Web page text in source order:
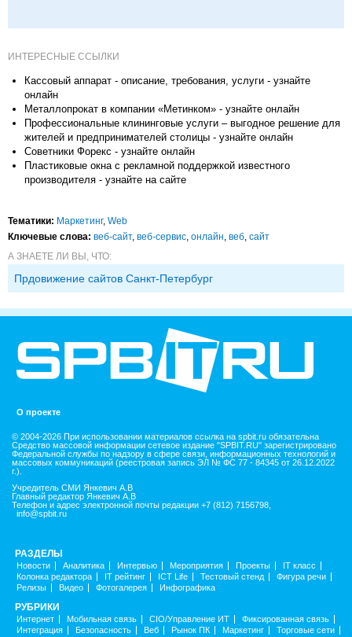
ИНТЕРЕСНЫЕ ССЫЛКИ
Кассовый аппарат - описание, требования, услуги - узнайте
онлайн
Металлопрокат в компании «Метинком» - узнайте онлайн
Профессиональные клининговые услуги – выгодное решение для
жителей и предпринимателей столицы - узнайте онлайн
Советники Форекс - узнайте онлайн
Пластиковые окна с рекламной поддержкой известного
производителя - узнайте на сайте
Тематики: Маркетинг, Web
Ключевые слова: веб-сайт, веб-сервис онлайн веб сайт
А ЗНАЕТЕ ЛИ ВЫ, ЧТО:
Прдовижение сайтов Санкт-Петербург
О проекте
© 2004-2026 При использовании материалов ссылка на spbit.ru обязательна
Средство массовой информации сетевое издание "SPBIT.RU" зарегистрировано
Федеральной службы по надзору в сфере связи, информационных технологий и
массовых коммуникаций (реестровая запись ЭЛ № ФС 77 - 84345 от 26.12.2022
г.).
Учредитель СМИ Янкевич А.В
Главный редактор Янкевич А.В
Телефон и адрес электронной почты редакции +7 (812) 7156798,
info@spbit.ru
РАЗДЕЛЫ
Новости Аналитика Интервью Мероприятия Проекты
IT класс
Колонка редактора
IT рейтинг ICT Life Тестовый стенд
Фигура речи
Релизы
Видео Фотогалерея Инфографика
РУБРИКИ
Интернет Мобильная связь CIO/Управление ИТ
Фиксированная связь
Интеграция
Безопасность Веб Рынок ПК Маркетинг
Торговые сети